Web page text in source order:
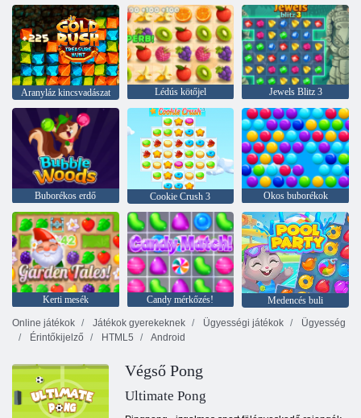
Aranyláz kincsvadászat Lédús kötőjel Jewels Blitz 3
Buborékos erdő Cookie Crush 3 Okos buborékok
Kerti mesék Candy mérkőzés!
Medencés buli
Online játékok
Játékok gyerekeknek Ügyességi játékok
Ügyesség
Érintőkijelző
HTML5 Android
Végső Pong
Ultimate Pong